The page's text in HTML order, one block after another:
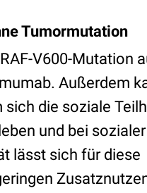
Tumormutation
V600-Mutation
Außerdem
die soziale
und bei
lässt sich für diese